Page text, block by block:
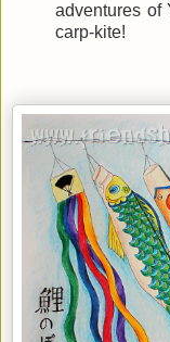
adventures of
carp-kite!